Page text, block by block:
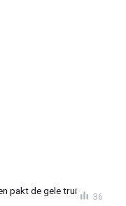
pakt de gele trui
36